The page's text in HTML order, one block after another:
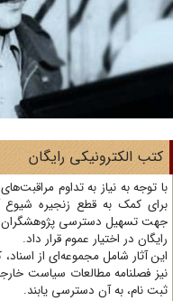
الکترونیکی رایگان
کمک به قطع زنجیره شیوع
تسهیل دسترسی پژوهشگران در
در اختیار عموم قرار داد.
آثار شامل مجموعه‌ای از اسناد،
فصلنامه مطالعات سیاست
نام، به آن دسترسی یابند.